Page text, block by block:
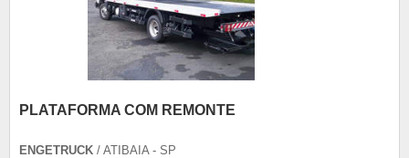
PLATAFORMA COM REMONTE
ENGETRUCK / ATIBAIA - SP